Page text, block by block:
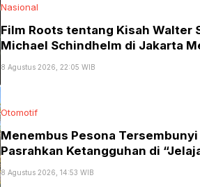
Nasional
Film Roots tentang Kisah Walter
Michael Schindhelm di Jakarta
8 Agustus 2026, 22:05 WIB
Otomotif
Menembus Pesona Tersembunyi
Pasrahkan Ketangguhan di
8 Agustus 2026, 14:53 WIB